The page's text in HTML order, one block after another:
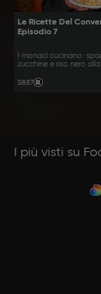
Le Ricette Del
Episodio 7
I monaci cucinano:
zucchine e riso nero alla
S8:E7
I più visti su